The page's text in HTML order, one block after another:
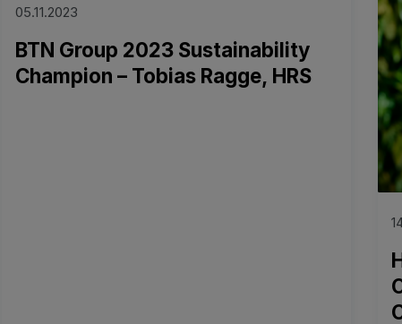
05.11.2023
BTN Group 2023 Sustainability
Champion – Tobias Ragge, HRS